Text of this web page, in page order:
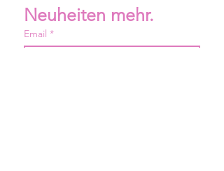
Neuheiten mehr.
Email *